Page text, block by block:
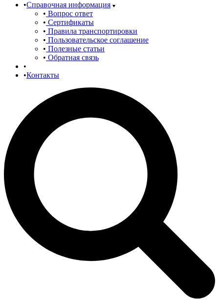
Справочная информация
Вопрос ответ
Сертификаты
Правила транспортировки
Пользовательское соглашение
Полезные статьи
Обратная связь
Контакты